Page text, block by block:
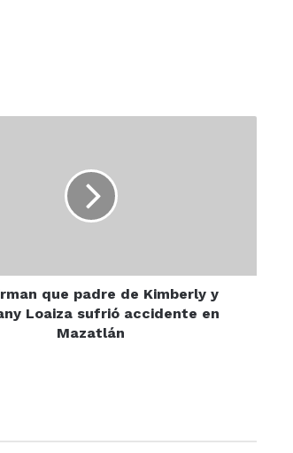
que padre de Kimberly y
Loaiza sufrió accidente en
Mazatlán